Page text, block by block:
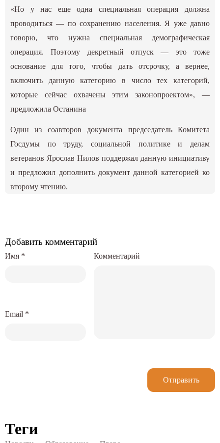
«Но у нас еще одна специальная операция должна
проводиться — по сохранению населения. Я уже давно
говорю, что нужна специальная демографическая
операция. Поэтому декретный отпуск — это тоже
основание для того, чтобы дать отсрочку, а вернее,
включить данную категорию в число тех категорий,
которые сейчас охвачены этим законопроектом», —
предложила Останина
Один из соавторов документа председатель Комитета
Госдумы по труду, социальной политике и делам
ветеранов Ярослав Нилов поддержал данную инициативу
и предложил дополнить документ данной категорией ко
второму чтению.
Добавить комментарий
Комментарий
Имя *
Email *
Отправить
Теги